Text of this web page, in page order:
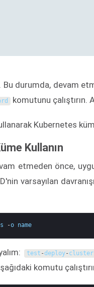
Bu durumda, devam
komutunu çalıştırın.
Kubernetes
Kullanın
etmeden önce,
varsayılan
-o name
test -deploy- cluster
komutu